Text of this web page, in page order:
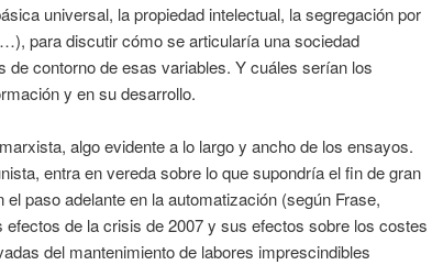
universal, la propiedad intelectual, la segregación por
para discutir cómo se articularía una sociedad
de contorno de esas variables. Y cuáles serían los
y en su desarrollo.
algo evidente a lo largo y ancho de los ensayos.
entra en vereda sobre lo que supondría el fin de gran
el paso adelante en la automatización (según Frase,
efectos de la crisis de 2007 y sus efectos sobre los costes
del mantenimiento de labores imprescindibles